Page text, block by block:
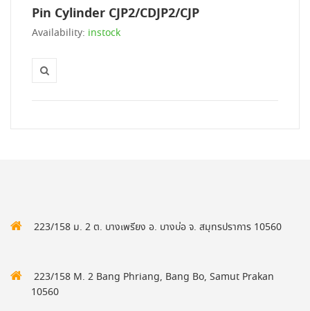
Pin Cylinder CJP2/CDJP2/CJP
Availability: instock
223/158 ม. 2 ต. บางเพรียง อ. บางบ่อ จ. สมุทรปราการ 10560
223/158 M. 2 Bang Phriang, Bang Bo, Samut Prakan
10560